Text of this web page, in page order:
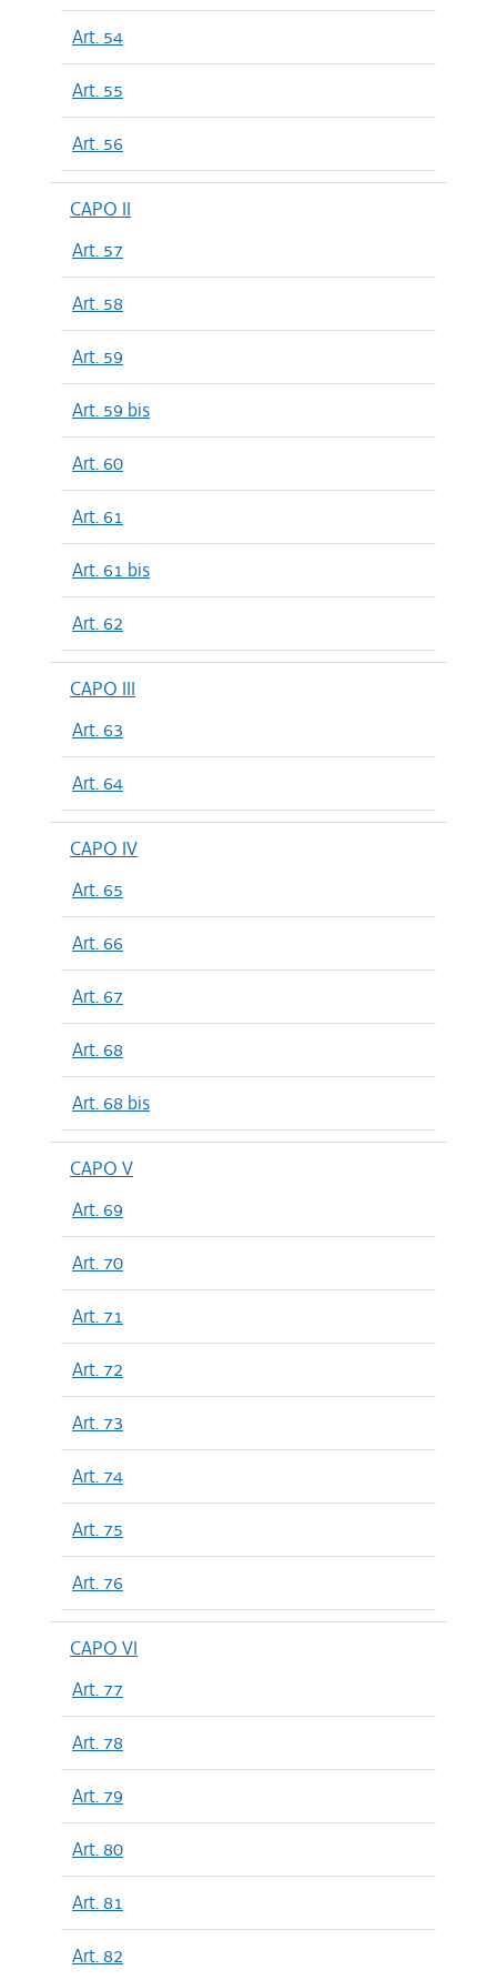
Art. 54
Art. 55
Art. 56
CAPO II
Art. 57
Art. 58
Art. 59
Art. 59 bis
Art. 60
Art. 61
Art. 61 bis
Art. 62
CAPO III
Art. 63
Art. 64
CAPO IV
Art. 65
Art. 66
Art. 67
Art. 68
Art. 68 bis
CAPO V
Art. 69
Art. 70
Art. 71
Art. 72
Art. 73
Art. 74
Art. 75
Art. 76
CAPO VI
Art. 77
Art. 78
Art. 79
Art. 80
Art. 81
Art. 82